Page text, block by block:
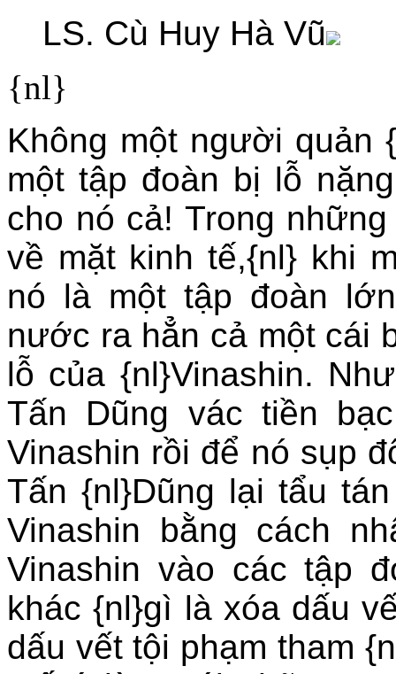
LS. Cù Huy Hà Vũ
{nl}
Không một người quản
một tập đoàn bị lỗ
cho nó cả! Trong
về mặt kinh tế,{nl} khi
nó là một tập đoàn
nước ra hẳn cả một cái
lỗ của {nl}Vinashin.
Tấn Dũng vác tiền
Vinashin rồi để nó sụp
Tấn {nl}Dũng lại tẩu
Vinashin bằng cách
Vinashin vào các tập
khác {nl}gì là xóa dấu
dấu vết tội phạm tham